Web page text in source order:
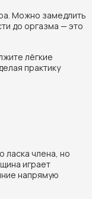
Можно замедлить
до оргазма — это
лёгкие
практику
ласка члена, но
играет
напрямую